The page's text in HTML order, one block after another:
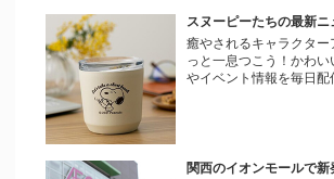
スヌーピーたちの最新ニ
癒やされるキャラクター
っと一息つこう！かわ
やイベント情報を毎日配
関西のイオンモールで新